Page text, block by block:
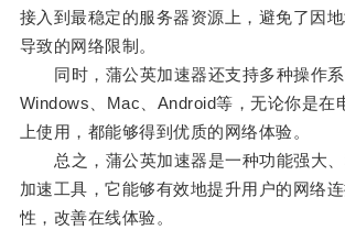
接入到最稳定的服务器资源上，避免了因
导致的网络限制。
同时，蒲公英加速器还支持多种操作系
Windows、Mac、Android等，无论你是在
上使用，都能够得到优质的网络体验。
总之，蒲公英加速器是一种功能强大、
加速工具，它能够有效地提升用户的网络
性，改善在线体验。